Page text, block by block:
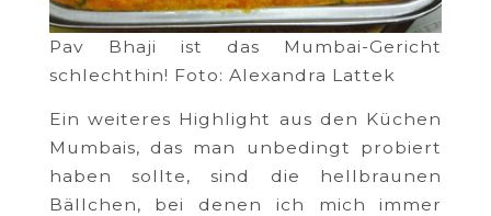
Pav Bhaji ist das Mumbai-Gericht
schlechthin! Foto: Alexandra Lattek
Ein weiteres Highlight aus den Küchen
Mumbais, das man unbedingt probiert
haben sollte, sind die hellbraunen
Bällchen, bei denen ich mich immer